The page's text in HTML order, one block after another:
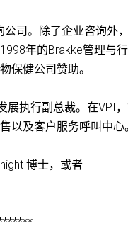
司。除了企业咨询外
年的Brakke管理与
保健公司赞助。
执行副总裁。在VPI
以及客户服务呼叫中心
博士，或者